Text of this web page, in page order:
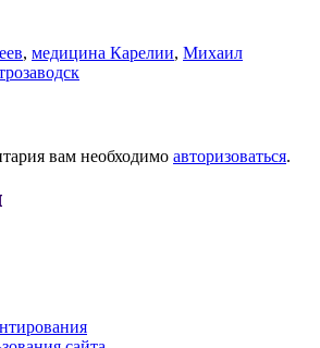
, медицина Карелии, Михаил
вам необходимо авторизоваться.